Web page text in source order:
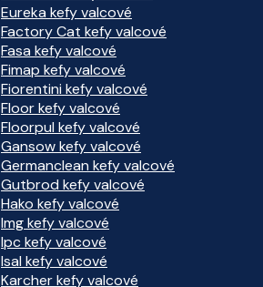
Eureka kefy valcové
Factory Cat kefy valcové
Fasa kefy valcové
Fimap kefy valcové
Fiorentini kefy valcové
Floor kefy valcové
Floorpul kefy valcové
Gansow kefy valcové
Germanclean kefy valcové
Gutbrod kefy valcové
Hako kefy valcové
Img kefy valcové
Ipc kefy valcové
Isal kefy valcové
Karcher kefy valcové